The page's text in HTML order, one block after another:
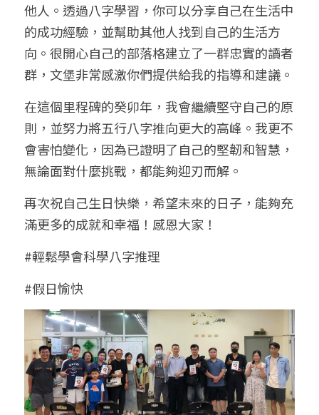
他人。透過八字學習，你可以分享自己在生活中
的成功經驗，並幫助其他人找到自己的生活方
向。很開心自己的部落格建立了一群忠實的讀者
群，文堡非常感激你們提供給我的指導和建議。
在這個里程碑的癸卯年，我會繼續堅守自己的原
則，並努力將五行八字推向更大的高峰。我更不
會害怕變化，因為已證明了自己的堅韌和智慧，
無論面對什麼挑戰，都能夠迎刃而解。
再次祝自己生日快樂，希望未來的日子，能夠充
滿更多的成就和幸福！感恩大家！
#輕鬆學會科學八字推理
#假日愉快